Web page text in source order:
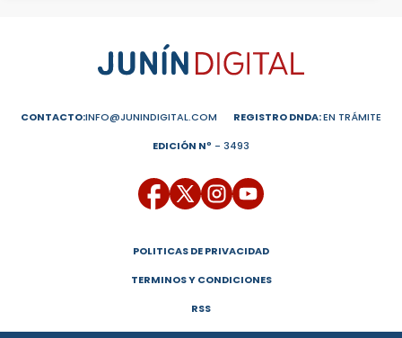
CONTACTO:INFO@JUNINDIGITAL.COM REGISTRO DNDA:EN TRÁMITE
EDICIÓN Nº - 3493
POLITICAS DE PRIVACIDAD
TERMINOS Y CONDICIONES
RSS